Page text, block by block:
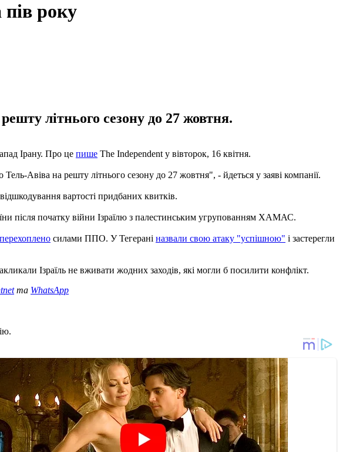
пів року
літнього сезону до 27 жовтня.
Ірану. Про це пише The Independent у вівторок, 16 квітня.
Авіва на решту літнього сезону до 27 жовтня", - йдеться у заяві компанії.
вартості придбаних квитків.
після початку війни Ізраїлю з палестинським угрупованням ХАМАС.
силами ППО. У Тегерані назвали свою атаку "успішною" і застерегли
Ізраїль не вживати жодних заходів, які могли б посилити конфлікт.
та WhatsApp